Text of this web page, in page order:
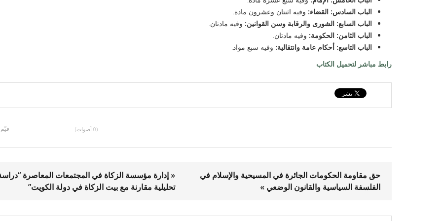
الباب السادس: القضاء: وفيه اثنتان وعشرون مادة.
الباب السابع: الشورى والرقابة وسن القوانين: وفيه مادتان.
الباب الثامن: الحكومة: وفيه مادتان.
الباب التاسع: أحكام عامة وانتقالية: وفيه سبع مواد.
رابط مباشر لتحميل الكتاب
(0 أصوات)
« إدارة مؤسسة الزكاة في المجتمعات المعاصرة
تحليلية مقارنة مع بيت الزكاة في دولة الكويت”
حق مقاومة الحكومات الجائرة في المسيحية والإسلام في
الفلسفة السياسية والقانون الوضعي »